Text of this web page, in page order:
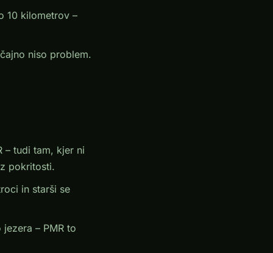
10 kilometrov –
niso problem.
– tudi tam, kjer ni
pokritosti.
in starši se
– PMR to